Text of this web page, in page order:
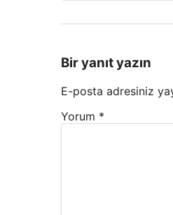
Bir yanıt yazın
E-posta adresiniz
Yorum *